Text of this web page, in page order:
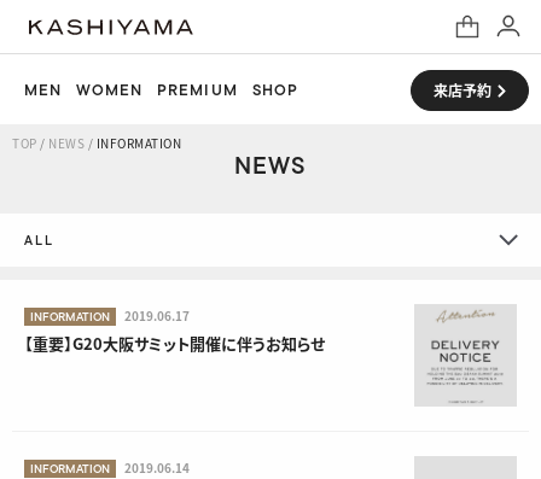
MEN WOMEN PREMIUM SHOP 来店予約
TOP / NEWS / INFORMATION
NEWS
ALL
CAMPAIGN
ONLINE
INFORMATION 2019.06.17
【重要】G20大阪サミット開催に伴うお知らせ
INFORMATION 2019.06.14